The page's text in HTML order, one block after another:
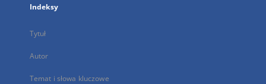
Indeksy
Tytuł
Autor
Temat i słowa kluczowe